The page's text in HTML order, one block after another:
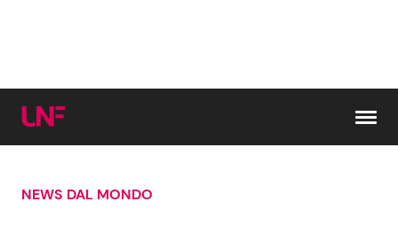
Cerca:
NEWS DAL MONDO